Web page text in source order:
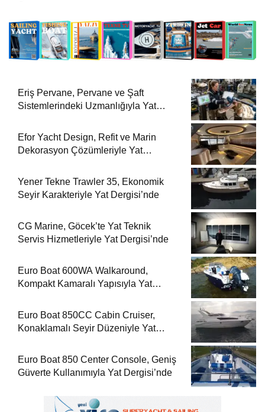
Eriş Pervane, Pervane ve Şaft
Sistemlerindeki Uzmanlığıyla Yat
Efor Yacht Design, Refit ve Marin
Dekorasyon Çözümleriyle Yat
Yener Tekne Trawler 35, Ekonomik
Seyir Karakteriyle Yat Dergisi’nde
CG Marine, Göcek’te Yat Teknik
Servis Hizmetleriyle Yat Dergisi’nde
Euro Boat 600WA Walkaround,
Kompakt Kamaralı Yapısıyla Yat
Euro Boat 850CC Cabin Cruiser,
Konaklamalı Seyir Düzeniyle Yat
Euro Boat 850 Center Console, Geniş
Güverte Kullanımıyla Yat Dergisi’nde